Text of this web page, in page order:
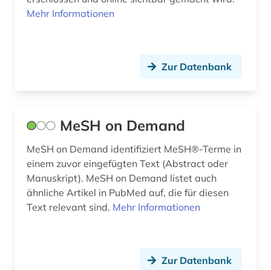
bilder (1)
bildung (8)
bildungsforschung (5)
bildungssysteme (1)
Mehr Informationen
Zur Datenbank
MeSH on Demand
MeSH on Demand identifiziert MeSH®-Terme in
einem zuvor eingefügten Text (Abstract oder
Manuskript). MeSH on Demand listet auch
ähnliche Artikel in PubMed auf, die für diesen
Text relevant sind. Mehr Informationen
Zur Datenbank